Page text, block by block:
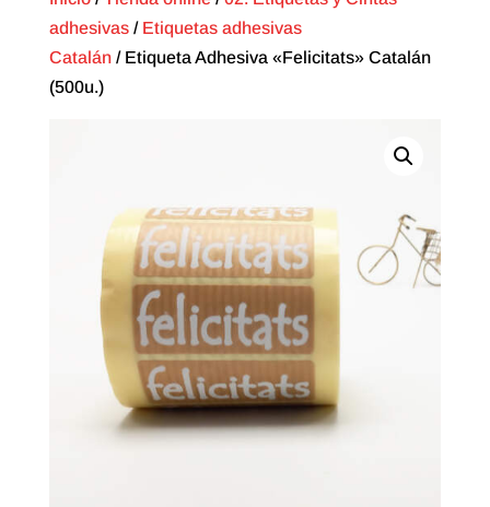
adhesivas/ Etiquetas adhesivas
Catalán/ Etiqueta Adhesiva «Felicitats» Catalán
(500u.)